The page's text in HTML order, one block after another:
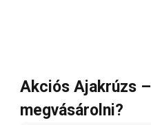
Akciós Ajakrúzs
megvásárolni?